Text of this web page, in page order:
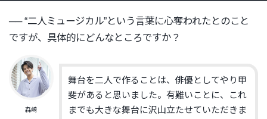
── “二人ミュージカル”という言葉に心奪われたとのこと
ですが、 具体的にどんなところですか？
森崎
舞台を二人で作ることは、 俳優としてやり甲
斐があると思いました。有難いことに、
これ
までも大きな舞台に沢山立たせていただきま